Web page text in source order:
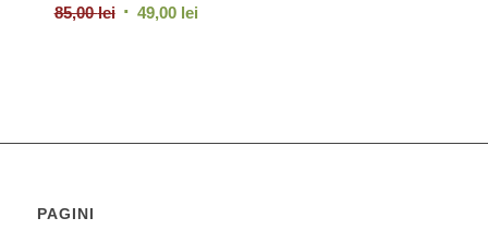
85,00lei Prețul
49,00 leiPrețul
PAGINI